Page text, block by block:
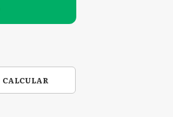
CALCULAR